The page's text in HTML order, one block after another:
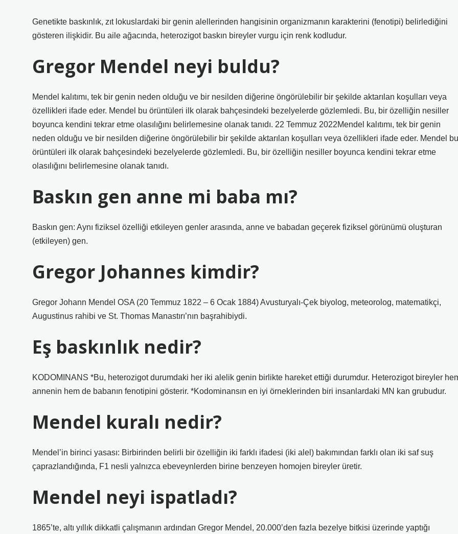
Genetikte baskınlık, zıt lokuslardaki bir genin alellerinden hangisinin organizmanın karakterini (fenotipi) belirlediğini
gösteren ilişkidir. Bu aile ağacında, heterozigot baskın bireyler vurgu için renk kodludur.
Gregor Mendel neyi buldu?
Mendel kalıtımı, tek bir genin neden olduğu ve bir nesilden diğerine öngörülebilir bir şekilde aktarılan koşulları veya
özellikleri ifade eder. Mendel bu örüntüleri ilk olarak bahçesindeki bezelyelerde gözlemledi. Bu, bir özelliğin nesiller
boyunca kendini tekrar etme olasılığını belirlemesine olanak tanıdı. 22 Temmuz 2022Mendel kalıtımı, tek bir genin
neden olduğu ve bir nesilden diğerine öngörülebilir bir şekilde aktarılan koşulları veya özellikleri ifade eder. Mendel bu
örüntüleri ilk olarak bahçesindeki bezelyelerde gözlemledi. Bu, bir özelliğin nesiller boyunca kendini tekrar etme
olasılığını belirlemesine olanak tanıdı.
Baskın gen anne mi baba mı?
Baskın gen: Aynı fiziksel özelliği etkileyen genler arasında, anne ve babadan geçerek fiziksel görünümü oluşturan
(etkileyen) gen.
Gregor Johannes kimdir?
Gregor Johann Mendel OSA (20 Temmuz 1822 – 6 Ocak 1884) Avusturyalı-Çek biyolog, meteorolog, matematikçi,
Augustinus rahibi ve St. Thomas Manastırı’nın başrahibiydi.
Eş baskınlık nedir?
KODOMINANS *Bu, heterozigot durumdaki her iki alelik genin birlikte hareket ettiği durumdur. Heterozigot bireyler
annenin hem de babanın fenotipini gösterir. *Kodominansın en iyi örneklerinden biri insanlardaki MN kan grubudur.
Mendel kuralı nedir?
Mendel’in birinci yasası: Birbirinden belirli bir özelliğin iki farklı ifadesi (iki alel) bakımından farklı olan iki saf suş
çaprazlandığında, F1 nesli yalnızca ebeveynlerden birine benzeyen homojen bireyler üretir.
Mendel neyi ispatladı?
1865’te, altı yıllık dikkatli çalışmanın ardından Gregor Mendel, 20.000’den fazla bezelye bitkisi üzerinde yaptığı